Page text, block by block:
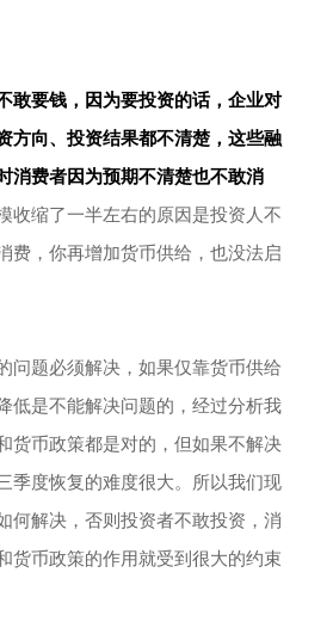
敢要钱，因为要投资的话，企业对
方向、投资结果都不清楚，这些融
消费者因为预期不清楚也不敢消
收缩了一半左右的原因是投资人不
费，你再增加货币供给，也没法启
问题必须解决，如果仅靠货币供给
低是不能解决问题的，经过分析我
货币政策都是对的，但如果不解决
季度恢复的难度很大。所以我们现
何解决，否则投资者不敢投资，消
货币政策的作用就受到很大的约束